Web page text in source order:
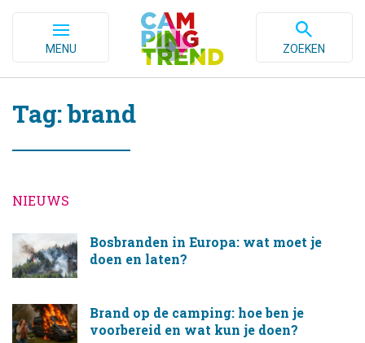
MENU ZOEKEN
Tag: brand
NIEUWS
Bosbranden in Europa: wat moet je
doen en laten?
Brand op de camping: hoe ben je
voorbereid en wat kun je doen?